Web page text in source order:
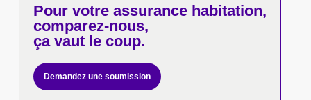
Pour votreassurance habitation,
comparez-nous,
ça vaut le coup.
Demandez une soumission